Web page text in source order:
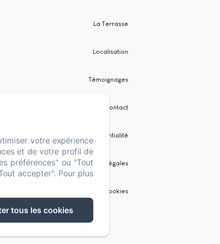
La Terrasse
Localisation
Témoignages
Contact
Politique de confidentialité
Informations légales
Informations sur les cookies
votre expérience
et de votre profil de
préférences" ou "Tout
accepter". Pour plus
tous les cookies